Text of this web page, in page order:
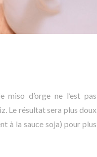
d’orge ne l’est pas
Le résultat sera plus doux
à la sauce soja) pour plus